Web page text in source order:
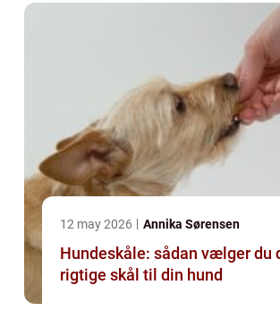
12 may 2026 Annika Sørensen
Hundeskåle: sådan vælger du
rigtige skål til din hund